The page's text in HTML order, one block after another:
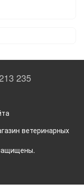
235
ветеринарных